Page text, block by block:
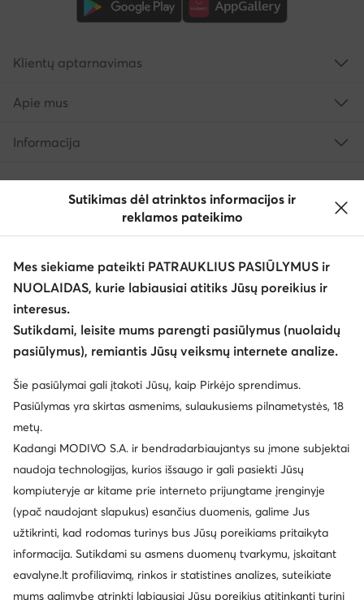
Klientų aptarnavimas
Apie mus
Informacija
© eavalyne.lt 2026
Taisyklės
Pakeisti nustatymus
Privatumo politika
Duomenų apsauga
Sutikimas dėl atrinktos informacijos ir
reklamos pateikimo
Mes siekiame pateikti PATRAUKLIUS PASIŪLYMUS ir
NUOLAIDAS, kurie labiausiai atitiks Jūsų poreikius ir
interesus.
Sutikdami, leisite mums parengti pasiūlymus (nuolaidų
pasiūlymus), remiantis Jūsų veiksmų internete analize.
Šie pasiūlymai gali įtakoti Jūsų, kaip Pirkėjo sprendimus.
Pasiūlymas yra skirtas asmenims, sulaukusiems pilnametystės, 18
metų.
Kadangi MODIVO S.A. ir bendradarbiaujantys su įmone subjektai
naudoja technologijas, kurios išsaugo ir gali pasiekti Jūsų
kompiuteryje ar kitame prie interneto prijungtame įrenginyje
(ypač naudojant slapukus) esančius duomenis, galime Jus
užtikrinti, kad rodomas turinys bus Jūsų poreikiams pritaikyta
informacija. Sutikdami su asmens duomenų tvarkymu, įskaitant
eavalyne.lt profiliavimą, rinkos ir statistines analizes, suteikiate
mums galimybę atrinkti labiausiai Jūsų poreikius atitinkantį turinį